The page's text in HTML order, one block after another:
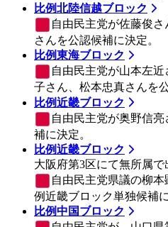
比例北陸信越ブロック
自由民主党が佐藤俊さ
さんを公認候補に決定。
比例東海ブロック
自由民主党が山本左近
子さん、松本忠真さんを
比例近畿ブロック
自由民主党が奥野信
補に決定。
比例近畿ブロック
大阪府第3区にて無所属
自由民主党県議の柳本
例近畿ブロック単独候補に
比例中国ブロック